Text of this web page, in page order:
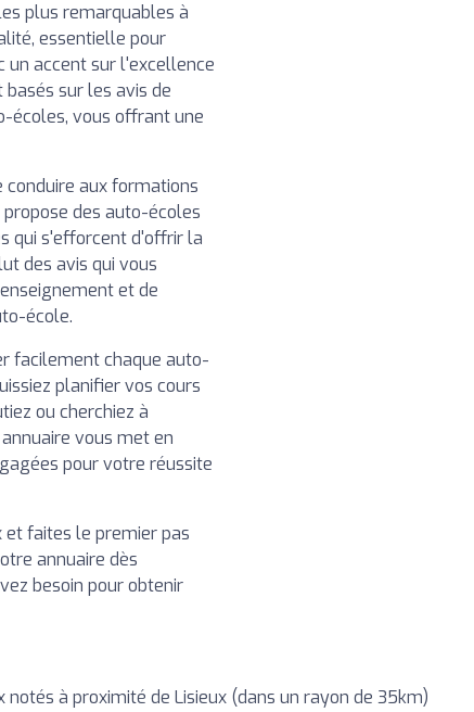
plus remarquables à
essentielle pour
un accent sur l'excellence
sur les avis de
écoles, vous offrant une
conduire aux formations
des auto-écoles
qui s'efforcent d'offrir la
des avis qui vous
et de
école.
facilement chaque auto-
planifier vos cours
ou cherchiez à
vous met en
pour votre réussite
et faites le premier pas
annuaire dès
besoin pour obtenir
à proximité de Lisieux (dans un rayon de 35km)